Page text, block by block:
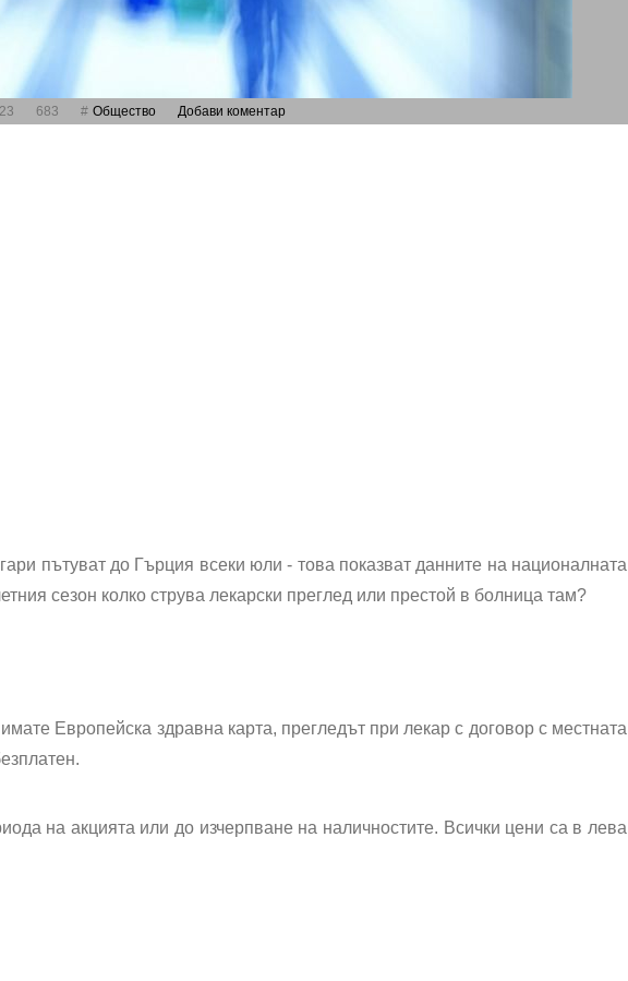
683 Общество Добави коментар
пътуват до Гърция всеки юли - това показват данните на националната
сезон колко струва лекарски преглед или престой в болница там?
Европейска здравна карта, прегледът при лекар с договор с местната
на акцията или до изчерпване на наличностите. Всички цени са в лева